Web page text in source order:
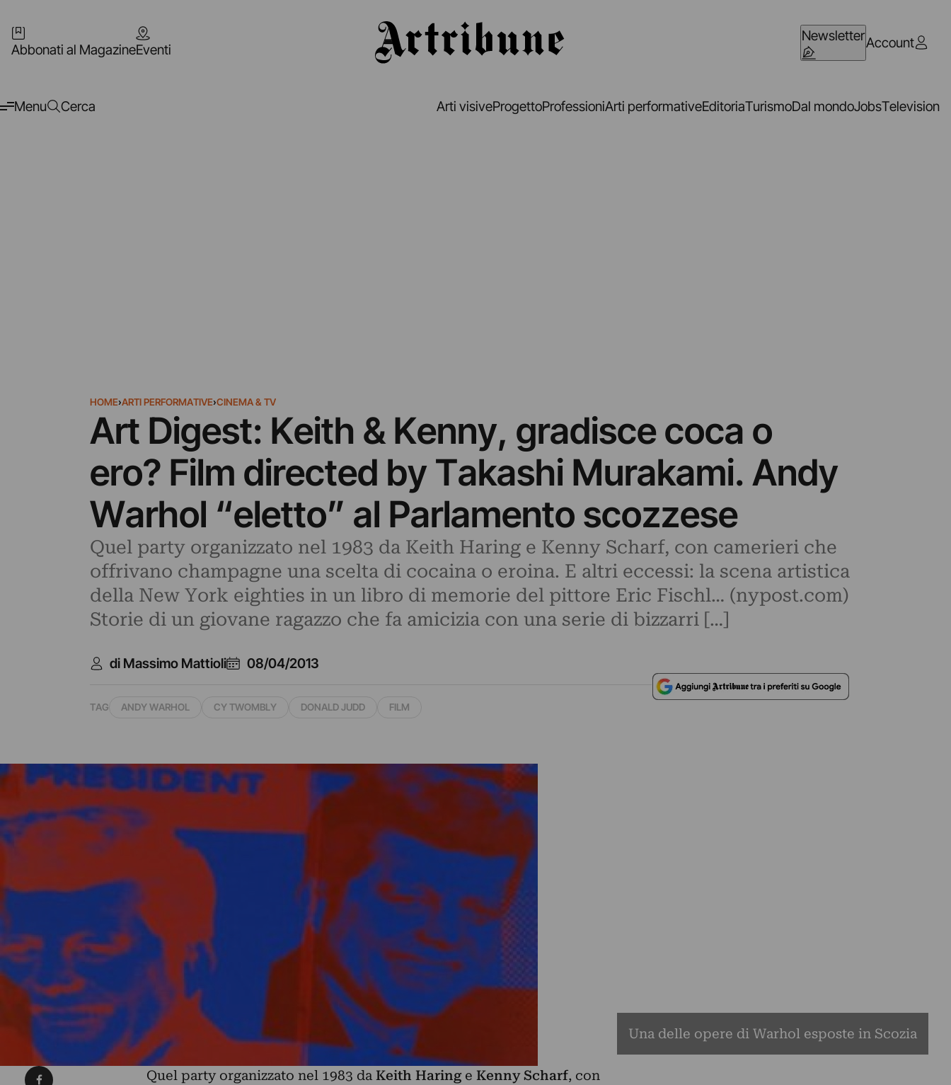
Abbonati al MagazineEventi
NewsletterAccount
Menu Cerca Arti visiveProgettoProfessioniArti performativeEditoriaTurismoDal mondoJobsTelevision
HOME›ARTI PERFORMATIVE›CINEMA & TV
Art Digest: Keith & Kenny, gradisce coca o
ero? Film directed by Takashi Murakami. Andy
Warhol “eletto” al Parlamento scozzese
Quel party organizzato nel 1983 da Keith Haring e Kenny Scharf, con camerieri che
offrivano champagne una scelta di cocaina o eroina. E altri eccessi: la scena artistica
della New York eighties in un libro di memorie del pittore Eric Fischl… (nypost.com)
Storie di un giovane ragazzo che fa amicizia con una serie di bizzarri […]
di Massimo Mattioli 08/04/2013
TAG ANDY WARHOL CY TWOMBLY DONALD JUDD FILM
Una delle opere di Warhol esposte in Scozia
Quel party organizzato nel 1983 da Keith Haringe Kenny Scharf, con
Condividi su Facebook